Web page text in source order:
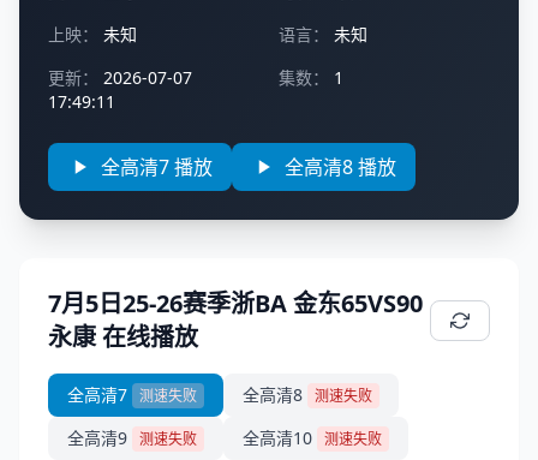
上映：
未知 语言：
未知
更新：
2026-07-07
17:49:11
集数： 1
全高清7 播放 全高清8 播放
7月5日25-26赛季浙BA 金东65VS90
永康 在线播放
全高清7 测速失败 全高清8 测速失败
全高清9 测速失败 全高清10 测速失败